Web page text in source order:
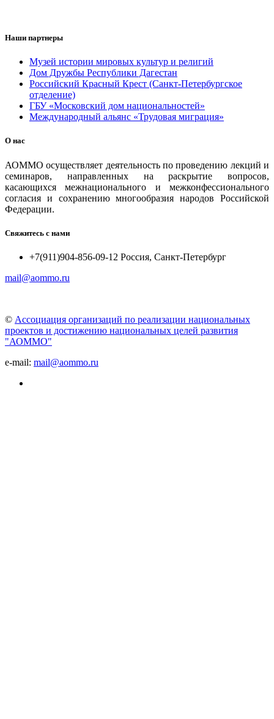
Наши партнеры
Музей истории мировых культур и религий
Дом Дружбы Республики Дагестан
Российский Красный Крест (Санкт-Петербургское
отделение)
ГБУ «Московский дом национальностей»
Международный альянс «Трудовая миграция»
О нас
АОММО осуществляет деятельность по проведению лекций и
семинаров, направленных на раскрытие вопросов,
касающихся межнационального и межконфессионального
согласия и сохранению многообразия народов Российской
Федерации.
Свяжитесь с нами
+7(911)904-856-09-12 Россия, Санкт-Петербург
mail@aommo.ru
© Ассоциация организаций по реализации национальных
проектов и достижению национальных целей развития
"АОММО"
e-mail: mail@aommo.ru